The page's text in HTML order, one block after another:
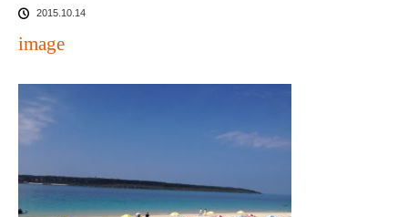
2015.10.14
image